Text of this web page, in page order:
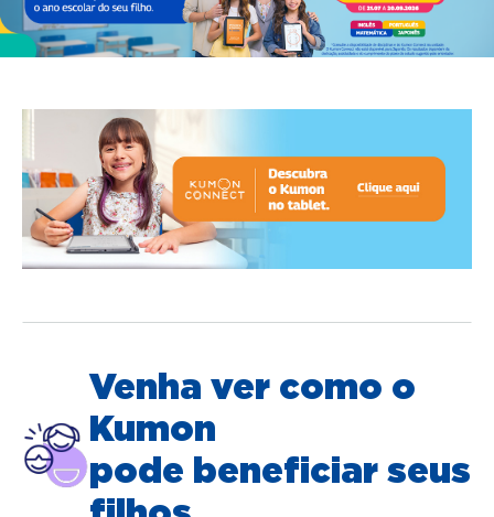
Venha ver como o
Kumon
pode beneficiar seus